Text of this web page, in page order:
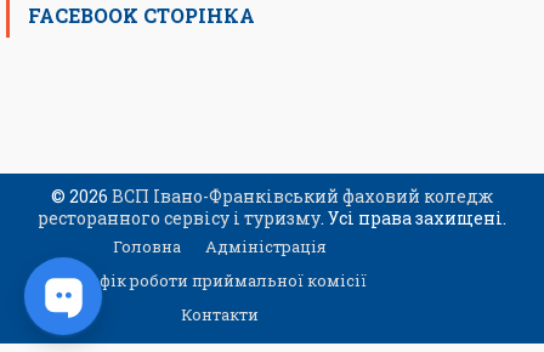
FACEBOOK СТОРІНКА
© 2026 ВСП Івано-Франківський фаховий коледж
ресторанного сервісу і туризму. Усі права захищені.
Головна
Адміністрація
Графік роботи приймальної комісії
Контакти